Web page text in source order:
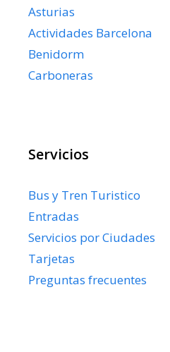
Asturias
Actividades Barcelona
Benidorm
Carboneras
Servicios
Bus y Tren Turistico
Entradas
Servicios por Ciudades
Tarjetas
Preguntas frecuentes